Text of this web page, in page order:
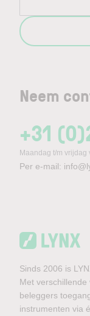
Neem
+31
Maandag t/m vrijdag
Per e-mail:
Sinds 2006 is
Met
beleggers
instrumenten via